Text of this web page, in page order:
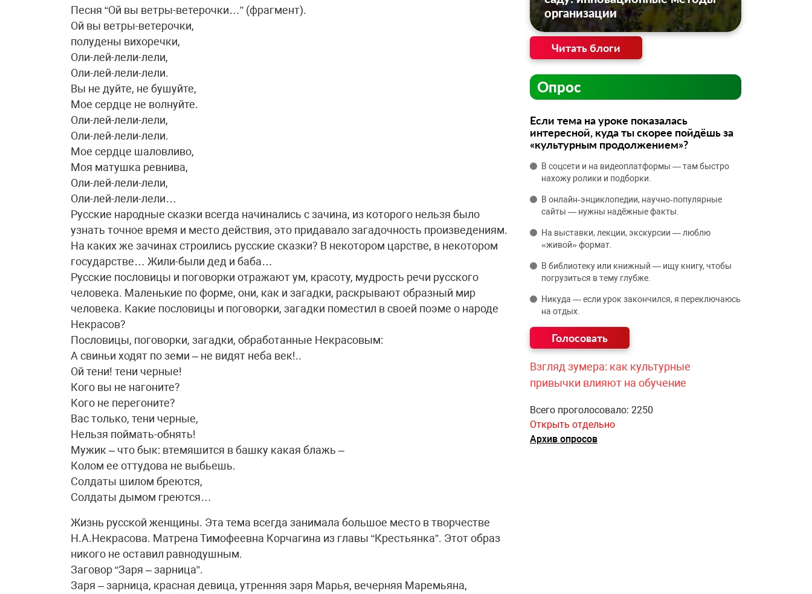
Песня “Ой вы ветры-ветерочки…” (фрагмент).
Ой вы ветры-ветерочки,
полудены вихоречки,
Оли-лей-лели-лели,
Оли-лей-лели-лели.
Вы не дуйте, не бушуйте,
Мое сердце не волнуйте.
Оли-лей-лели-лели,
Оли-лей-лели-лели.
Мое сердце шаловливо,
Моя матушка ревнива,
Оли-лей-лели-лели,
Оли-лей-лели-лели…
Русские народные сказки всегда начинались с зачина, из которого нельзя было
узнать точное время и место действия, это придавало загадочность произведениям.
На каких же зачинах строились русские сказки? В некотором царстве, в некотором
государстве… Жили-были дед и баба…
Русские пословицы и поговорки отражают ум, красоту, мудрость речи русского
человека. Маленькие по форме, они, как и загадки, раскрывают образный мир
человека. Какие пословицы и поговорки, загадки поместил в своей поэме о народе
Некрасов?
Пословицы, поговорки, загадки, обработанные Некрасовым:
А свиньи ходят по земи – не видят неба век!..
Ой тени! тени черные!
Кого вы не нагоните?
Кого не перегоните?
Вас только, тени черные,
Нельзя поймать-обнять!
Мужик – что бык: втемяшится в башку какая блажь –
Колом ее оттудова не выбьешь.
Солдаты шилом бреются,
Солдаты дымом греются…
Жизнь русской женщины. Эта тема всегда занимала большое место в творчестве
Н.А.Некрасова. Матрена Тимофеевна Корчагина из главы “Крестьянка”. Этот образ
никого не оставил равнодушным.
Заговор “Заря – зарница”.
Заря – зарница, красная девица, утренняя заря Марья, вечерняя Маремьяна,
организации
Читать блоги
Опрос
Если тема на уроке показалась
интересной, куда ты скорее пойдёшь за
«культурным продолжением»?
В соцсети и на видеоплатформы — там быстро
нахожу ролики и подборки.
В онлайн‑энциклопедии, научно‑популярные
сайты — нужны надёжные факты.
На выставки, лекции, экскурсии — люблю
«живой» формат.
В библиотеку или книжный — ищу книгу, чтобы
погрузиться в тему глубже.
Никуда — если урок закончился, я переключаюсь
на отдых.
Взгляд зумера: как культурные
привычки влияют на обучение
Всего проголосовало: 2250
Открыть отдельно
Архив опросов